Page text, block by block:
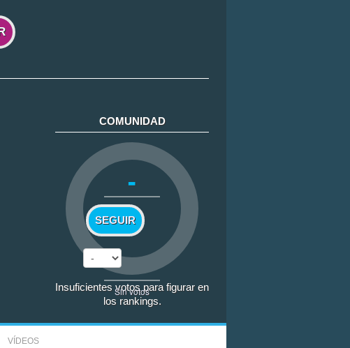
COMUNIDAD
-
SEGUIR
Sin votos
Insuficientes votos para figurar en
los rankings.
VÍDEOS